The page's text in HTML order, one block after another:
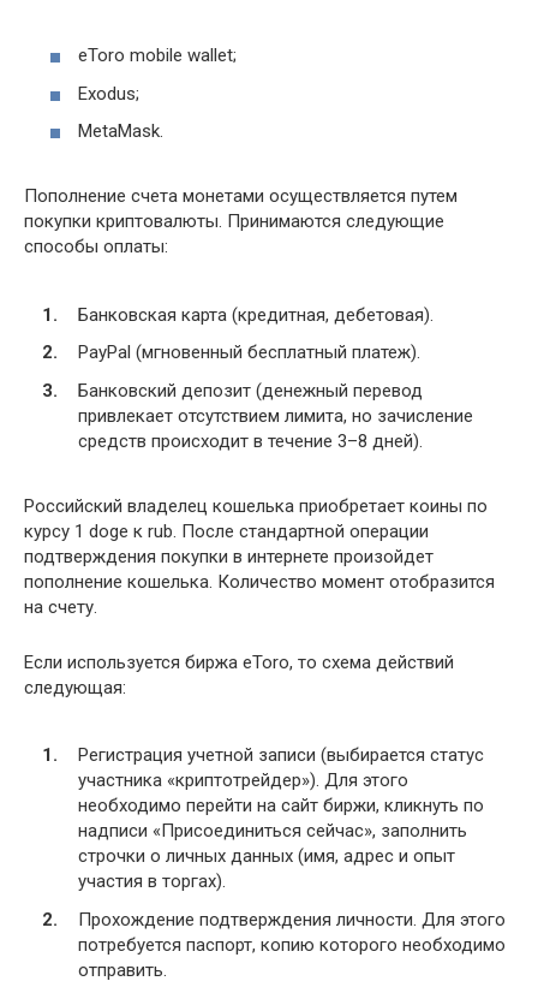
eToro mobile wallet;
Exodus;
MetaMask.
Пополнение счета монетами осуществляется путем
покупки криптовалюты. Принимаются следующие
способы оплаты:
Банковская карта (кредитная, дебетовая).
PayPal (мгновенный бесплатный платеж).
Банковский депозит (денежный перевод
привлекает отсутствием лимита, но зачисление
средств происходит в течение 3–8 дней).
Российский владелец кошелька приобретает коины по
курсу 1 doge к rub. После стандартной операции
подтверждения покупки в интернете произойдет
пополнение кошелька. Количество момент отобразится
на счету.
Если используется биржа eToro, то схема действий
следующая:
Регистрация учетной записи (выбирается статус
участника «криптотрейдер»). Для этого
необходимо перейти на сайт биржи, кликнуть по
надписи «Присоединиться сейчас», заполнить
строчки о личных данных (имя, адрес и опыт
участия в торгах).
Прохождение подтверждения личности. Для этого
потребуется паспорт, копию которого необходимо
отправить.